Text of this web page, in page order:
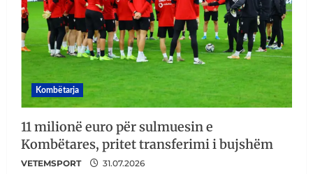
Kombëtarja
11 milionë euro për sulmuesin e
Kombëtares, pritet transferimi i bujshëm
VETEMSPORT 31.07.2026